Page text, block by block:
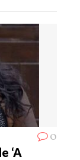
0
‘A